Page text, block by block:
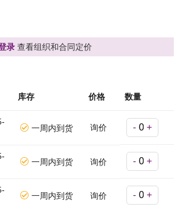
录 查看组织和合同定价
库存 价格 数量
一周内到货 询价 - +
一周内到货 询价 - +
一周内到货 询价 - +